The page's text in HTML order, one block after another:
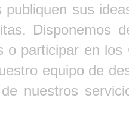
publiquen sus
Disponemos
o participar en
equipo de
nuestros